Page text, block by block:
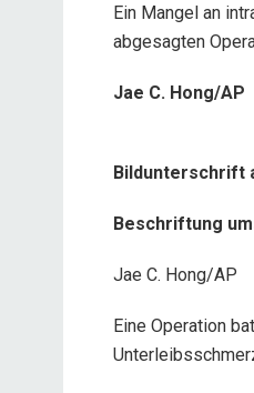
Ein Mangel an
abgesagten
Jae C. Hong/AP
Bildunterschrift
Beschriftung
Jae C. Hong/AP
Eine Operation